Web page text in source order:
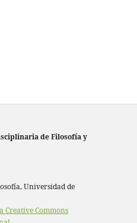
de Filosofía y
Universidad de
Creative Commons